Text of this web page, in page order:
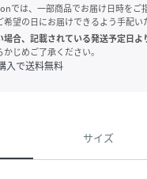
では、一部商品でお届け日時をご
望の日にお届けできるよう手配い
合、記載されている発送予定日よ
じめご了承ください。
入で送料無料
サイズ